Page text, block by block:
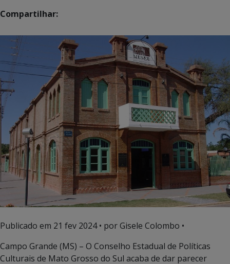
Compartilhar:
Publicado em 21 fev 2024• por Gisele Colombo •
Campo Grande (MS) – O Conselho Estadual de Políticas
Culturais de Mato Grosso do Sul acaba de dar parecer